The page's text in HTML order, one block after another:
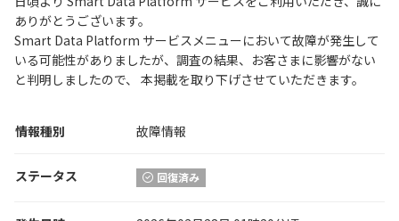
ありがとうございます。
Smart Data Platform サービスメニューにおいて故障が発生して
いる可能性がありましたが、調査の結果、お客さまに影響がない
と判明しましたので、 本掲載を取り下げさせていただきます。
情報種別 故障情報
ステータス 回復済み